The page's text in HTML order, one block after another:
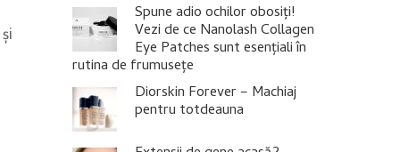
Spune adio ochilor obosiți!
Vezi de ce Nanolash Collagen
Eye Patches sunt esențiali în
rutina de frumusețe
Diorskin Forever – Machiaj
pentru totdeauna